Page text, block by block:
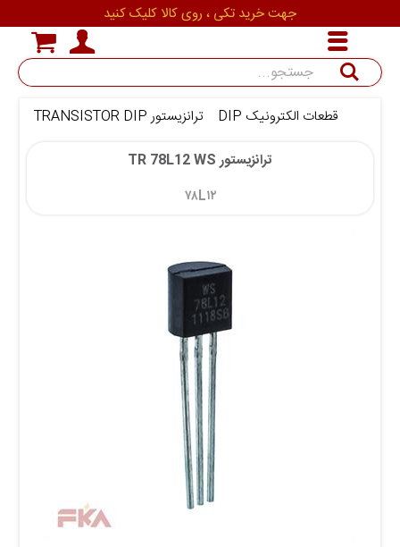
قطعات الکترونیک DIP ترانزیستور TRANSISTOR DIP
ترانزیستور TR 78L12 WS
۷۸L۱۲
جهت خرید تکی ، روی کالا کلیک کنید